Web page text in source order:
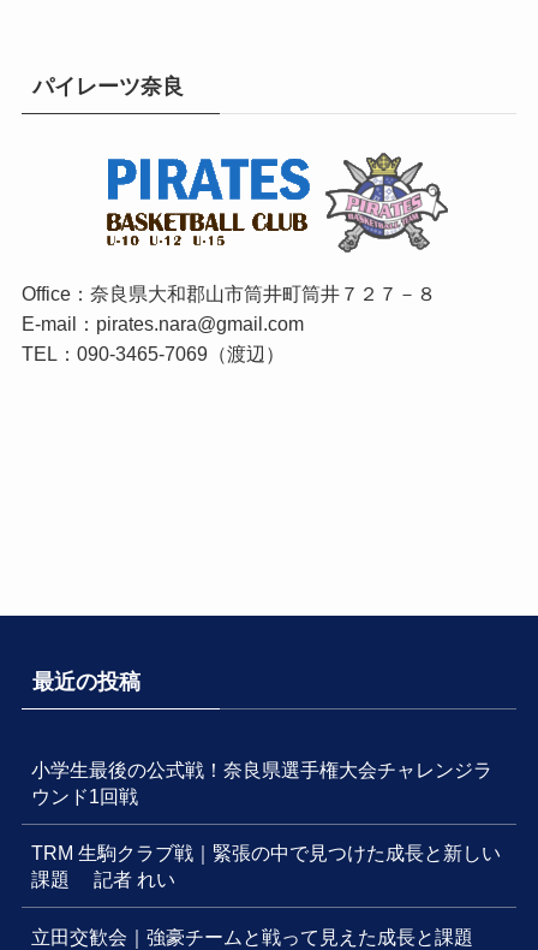
パイレーツ奈良
Office：奈良県大和郡山市筒井町筒井７２７－８
E-mail：pirates.nara@gmail.com
TEL：090-3465-7069（渡辺）
最近の投稿
小学生最後の公式戦！奈良県選手権大会チャレンジラ
ウンド1回戦
TRM 生駒クラブ戦｜緊張の中で見つけた成長と新しい
課題 記者 れい
立田交歓会｜強豪チームと戦って見えた成長と課題